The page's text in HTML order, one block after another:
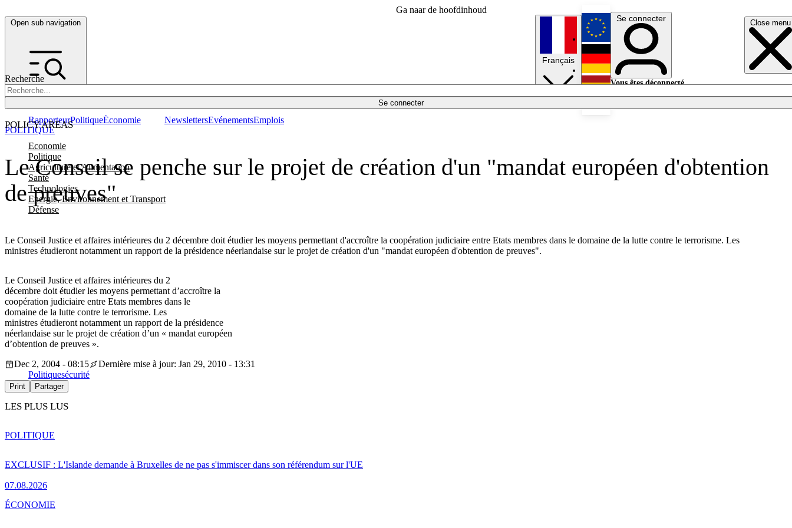
Ga naar de hoofdinhoud
Open sub navigation Close menu
Recherche
Se connecter
POLICY AREAS
Economie
Politique
Agriculture et Alimentation
Santé
Technologies
Energie, Environnement et Transport
Défense
RapporteurPolitiqueÉconomie NewslettersEvénementsEmplois
Français
English
Deutsch
Se connecter
Vous êtes déconnecté.
Le Conseil se penche sur le projet de création d'un "mandat européen d'obtention
de preuves"
Le Conseil Justice et affaires intérieures du 2 décembre doit étudier les moyens permettant d'accroître la coopération judiciaire entre Etats membres dans le domaine de la lutte contre le terrorisme. Les
ministres étudieront notamment un rapport de la présidence néerlandaise sur le projet de création d'un "mandat européen d'obtention de preuves".
POLITIQUE
Le Conseil Justice et affaires intérieures du 2
décembre doit étudier les moyens permettant d’accroître la
coopération judiciaire entre Etats membres dans le
domaine de la lutte contre le terrorisme. Les
ministres étudieront notamment un rapport de la présidence
néerlandaise sur le projet de création d’un « mandat européen
d’obtention de preuves ».
Dec 2, 2004 - 08:15
Dernière mise à jour: Jan 29, 2010 - 13:31
Politiquesécurité
Print Partager
LES PLUS LUS
EXCLUSIF : L'Islande demande à Bruxelles de ne pas s'immiscer dans son référendum sur l'UE
07.08.2026
POLITIQUE
ÉCONOMIE